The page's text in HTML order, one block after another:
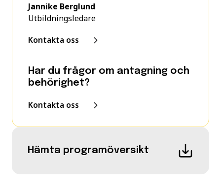
Jannike Berglund
Utbildningsledare
Kontakta oss
Har du frågor om antagning och
behörighet?
Kontakta oss
Hämta programöversikt